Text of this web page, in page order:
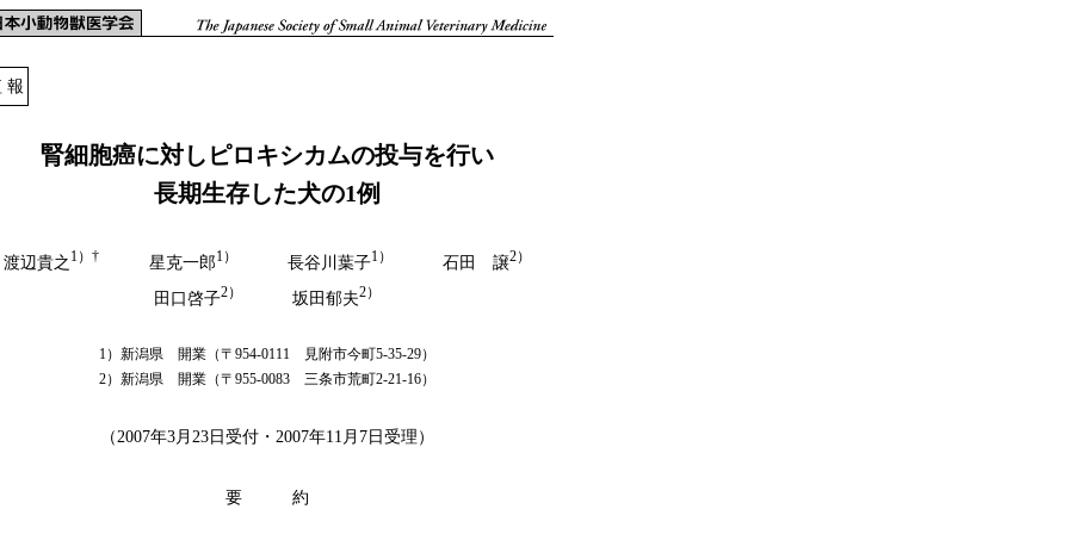
報
腎細胞癌に対しピロキシカムの投与を行い
長期生存した犬の1例
渡辺貴之 1）† 星克一郎1） 長谷川葉子1） 石田 譲2）
田口啓子2） 坂田郁夫2）
1）新潟県 開業（〒954-0111 見附市今町5-35-29）
2）新潟県 開業（〒955-0083 三条市荒町2-21-16）
（2007年3月23日受付・2007年11月7日受理）
要 約